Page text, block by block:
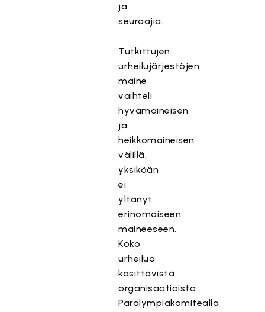
ja
seuraajia.
Tutkittujen
urheilujärjestöjen
maine
vaihteli
hyvämaineisen
ja
heikkomaineisen
välillä,
yksikään
ei
yltänyt
erinomaiseen
maineeseen.
Koko
urheilua
käsittävistä
organisaatioista
Paralympiakomitealla